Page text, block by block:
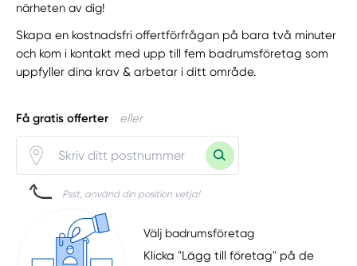
närheten av dig!
Skapa en kostnadsfri offertförfrågan på bara två minuter
och kom i kontakt med upp till fem badrumsföretag som
uppfyller dina krav & arbetar i ditt område.
Få gratis offerter eller
Psst, använd din position vetja!
Välj badrumsföretag
Klicka "Lägg till företag" på de